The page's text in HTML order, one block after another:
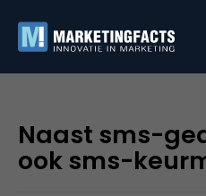
Naast sms-
ook sms-